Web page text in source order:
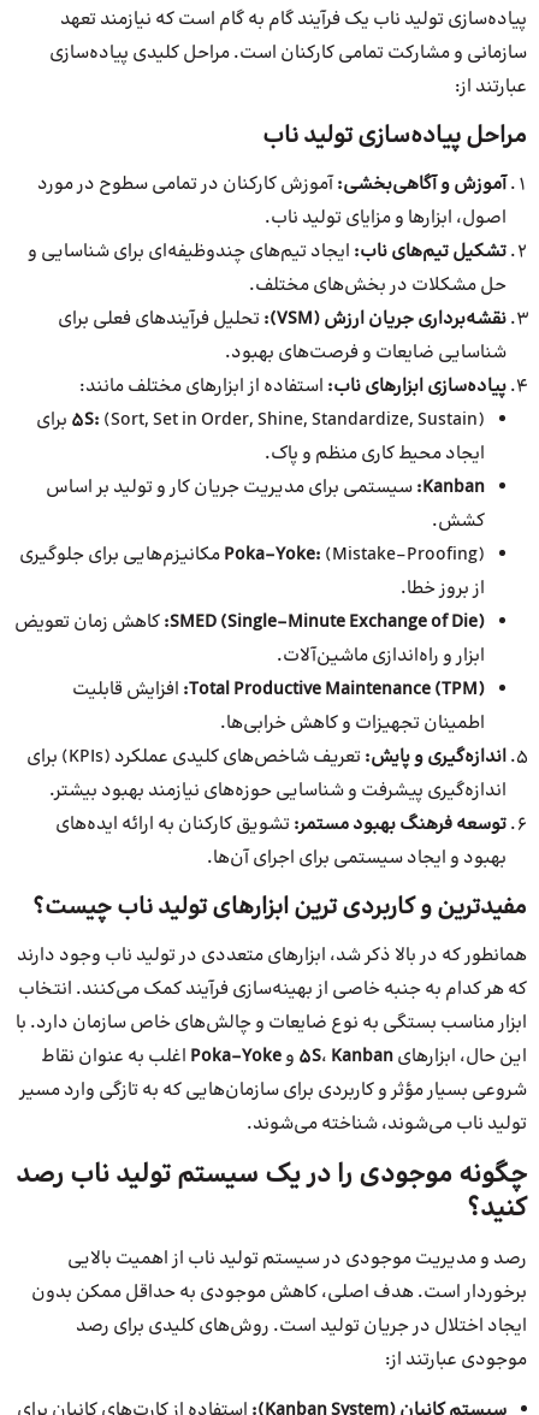
پیاده‌سازی تولید ناب یک فرآیند گام به گام است که نیازمند تعهد
سازمانی و مشارکت تمامی کارکنان است. مراحل کلیدی پیاده‌سازی
عبارتند از:
مراحل پیاده‌سازی تولید ناب
آموزش و آگاهی‌بخشی:آموزش کارکنان در تمامی سطوح در مورد
اصول، ابزارها و مزایای تولید ناب.
تشکیل تیم‌های ناب: ایجاد تیم‌های چندوظیفه‌ای برای شناسایی و
حل مشکلات در بخش‌های مختلف.
نقشه‌برداری جریان ارزش (VSM):
تحلیل فرآیندهای فعلی برای
شناسایی ضایعات و فرصت‌های بهبود.
پیاده‌سازی ابزارهای ناب: استفاده از ابزارهای مختلف مانند:
5S: (Sort, Set in Order, Shine, Standardize, Sustain) برای
ایجاد محیط کاری منظم و پاک.
Kanban: سیستمی برای مدیریت جریان کار و تولید بر اساس
کشش.
Poka-Yoke:(Mistake-Proofing) مکانیزم‌هایی برای جلوگیری
از بروز خطا.
SMED (Single-Minute Exchange of Die): کاهش زمان تعویض
ابزار و راه‌اندازی ماشین‌آلات.
Total Productive Maintenance (TPM): افزایش قابلیت
اطمینان تجهیزات و کاهش خرابی‌ها.
اندازه‌گیری و پایش:
تعریف شاخص‌های کلیدی عملکرد (KPIs) برای
اندازه‌گیری پیشرفت و شناسایی حوزه‌های نیازمند بهبود بیشتر.
توسعه فرهنگ بهبود مستمر: تشویق کارکنان به ارائه ایده‌های
بهبود و ایجاد سیستمی برای اجرای آن‌ها.
مفیدترین و کاربردی ترین ابزارهای تولید ناب چیست؟
همانطور که در بالا ذکر شد، ابزارهای متعددی در تولید ناب وجود دارند
که هر کدام به جنبه خاصی از بهینه‌سازی فرآیند کمک می‌کنند. انتخاب
ابزار مناسب بستگی به نوع ضایعات و چالش‌های خاص سازمان دارد. با
این حال، ابزارهای
5S، Kanban وPoka-Yoke اغلب به عنوان نقاط
شروعی بسیار مؤثر و کاربردی برای سازمان‌هایی که به تازگی وارد مسیر
تولید ناب می‌شوند، شناخته می‌شوند.
چگونه موجودی را در یک سیستم تولید ناب رصد
کنید؟
رصد و مدیریت موجودی در سیستم تولید ناب از اهمیت بالایی
برخوردار است. هدف اصلی، کاهش موجودی به حداقل ممکن بدون
ایجاد اختلال در جریان تولید است. روش‌های کلیدی برای رصد
موجودی عبارتند از: